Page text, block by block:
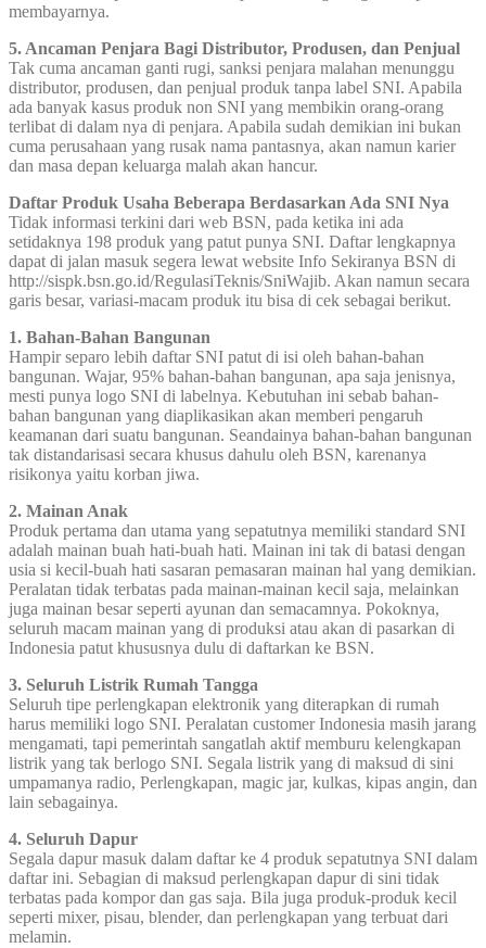
membayarnya.
5. Ancaman Penjara Bagi Distributor, Produsen, dan Penjual
Tak cuma ancaman ganti rugi, sanksi penjara malahan menunggu
distributor, produsen, dan penjual produk tanpa label SNI. Apabila
ada banyak kasus produk non SNI yang membikin orang-orang
terlibat di dalam nya di penjara. Apabila sudah demikian ini bukan
cuma perusahaan yang rusak nama pantasnya, akan namun karier
dan masa depan keluarga malah akan hancur.
Daftar Produk Usaha Beberapa Berdasarkan Ada SNI Nya
Tidak informasi terkini dari web BSN, pada ketika ini ada
setidaknya 198 produk yang patut punya SNI. Daftar lengkapnya
dapat di jalan masuk segera lewat website Info Sekiranya BSN di
http://sispk.bsn.go.id/RegulasiTeknis/SniWajib. Akan namun secara
garis besar, variasi-macam produk itu bisa di cek sebagai berikut.
1. Bahan-Bahan Bangunan
Hampir separo lebih daftar SNI patut di isi oleh bahan-bahan
bangunan. Wajar, 95% bahan-bahan bangunan, apa saja jenisnya,
mesti punya logo SNI di labelnya. Kebutuhan ini sebab bahan-
bahan bangunan yang diaplikasikan akan memberi pengaruh
keamanan dari suatu bangunan. Seandainya bahan-bahan bangunan
tak distandarisasi secara khusus dahulu oleh BSN, karenanya
risikonya yaitu korban jiwa.
2. Mainan Anak
Produk pertama dan utama yang sepatutnya memiliki standard SNI
adalah mainan buah hati-buah hati. Mainan ini tak di batasi dengan
usia si kecil-buah hati sasaran pemasaran mainan hal yang demikian.
Peralatan tidak terbatas pada mainan-mainan kecil saja, melainkan
juga mainan besar seperti ayunan dan semacamnya. Pokoknya,
seluruh macam mainan yang di produksi atau akan di pasarkan di
Indonesia patut khususnya dulu di daftarkan ke BSN.
3. Seluruh Listrik Rumah Tangga
Seluruh tipe perlengkapan elektronik yang diterapkan di rumah
harus memiliki logo SNI. Peralatan customer Indonesia masih jarang
mengamati, tapi pemerintah sangatlah aktif memburu kelengkapan
listrik yang tak berlogo SNI. Segala listrik yang di maksud di sini
umpamanya radio, Perlengkapan, magic jar, kulkas, kipas angin, dan
lain sebagainya.
4. Seluruh Dapur
Segala dapur masuk dalam daftar ke 4 produk sepatutnya SNI dalam
daftar ini. Sebagian di maksud perlengkapan dapur di sini tidak
terbatas pada kompor dan gas saja. Bila juga produk-produk kecil
seperti mixer, pisau, blender, dan perlengkapan yang terbuat dari
melamin.